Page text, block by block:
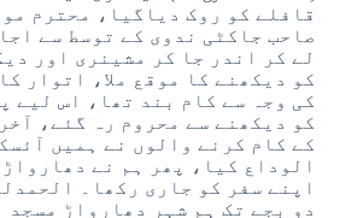
قافلے کو روک دیاگیا، محترم
صاحب جاکٹی ندوی کے توسط سے
لے کر اندر جا کر مشینری اور
کو دیکھنے کا موقع ملا، اتوار
کی وجہ سے کام بند تھا، اس لیے
کو دیکھنے سے محروم رہ گئے،
کے کام کرنے والوں نے ہمیں
الوداع کیا، پھر ہم نے
اپنے سفر کو جاری رکھا۔
دو بجے تک ہم شہر دھارواڑ مسجد